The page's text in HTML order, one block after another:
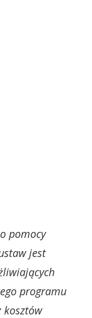
pomocy
jest
programu
kosztów